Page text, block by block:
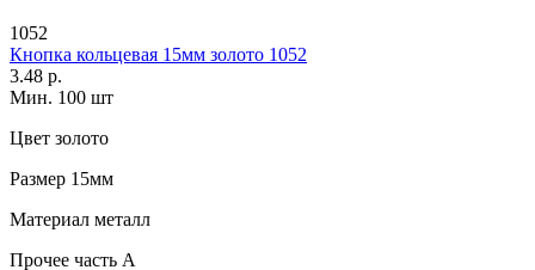
1052
Кнопка кольцевая 15мм золото 1052
3.48 р.
Мин. 100 шт
Цвет золото
Размер 15мм
Материал металл
Прочее часть A